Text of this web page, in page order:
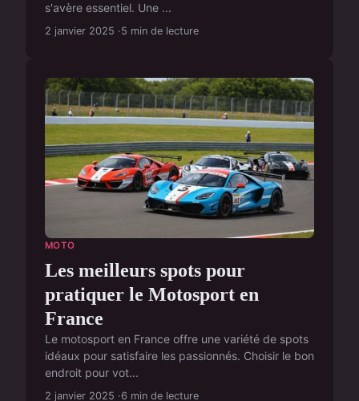
s'avère essentiel. Une ...
2 janvier 2025 5 min de lecture
MOTO
Les meilleurs spots pour
pratiquer le Motosport en
France
Le motosport en France offre une variété de spots
idéaux pour satisfaire les passionnés. Choisir le bon
endroit pour vot...
2 janvier 2025 6 min de lecture